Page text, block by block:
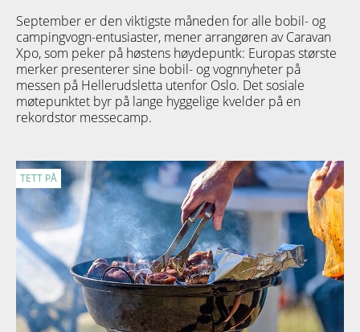
September er den viktigste måneden for alle bobil- og
campingvogn-entusiaster, mener arrangøren av Caravan
Xpo, som peker på høstens høydepuntk: Europas største
merker presenterer sine bobil- og vognnyheter på
messen på Hellerudsletta utenfor Oslo. Det sosiale
møtepunktet byr på lange hyggelige kvelder på en
rekordstor messecamp.
TETT PÅ